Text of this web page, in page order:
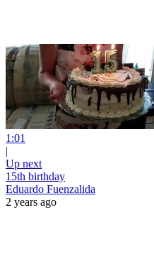
1:01
|
Up next
15th birthday
Eduardo Fuenzalida
2 years ago